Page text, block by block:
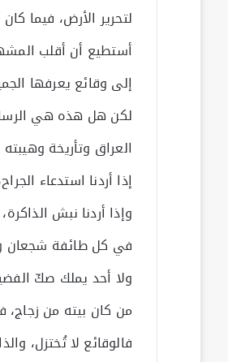
لتحرير الأرض، فيما
أستطيع أن أقلب
إلى وقائع يعرفها
لكن هل هذه هي
العراق وتأريخة
إذا أردنا استدعاء
وإذا أردنا نبش
في كل طائفة شجعان
ولا أحد يملك صكّ
من كان بيته من زجاج،
فالوقائع لا تُختزل،